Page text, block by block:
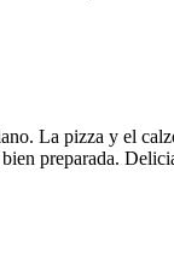
La pizza y el
preparada.